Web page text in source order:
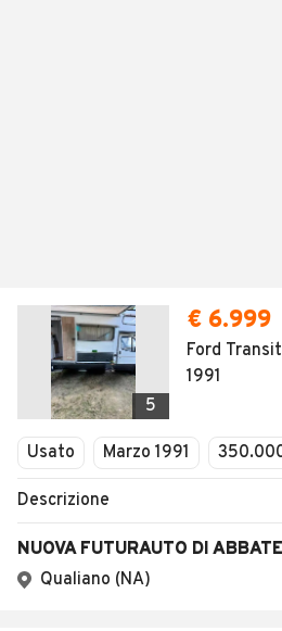
5
€ 6.999
Ford
1991
Usato Marzo 1991
Descrizione
NUOVA FUTURAUTO DI
Qualiano (NA)